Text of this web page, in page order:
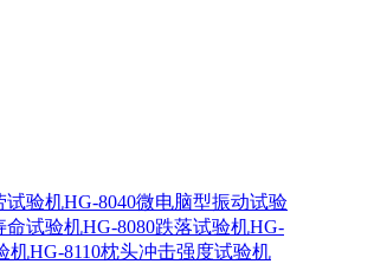
试验机HG-8040微电脑型振动试验
命试验机HG-8080跌落试验机HG-
机HG-8110枕头冲击强度试验机